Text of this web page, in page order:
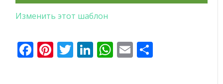
Изменить этот шаблон
Facebook
Pinterest
Twitter
LinkedIn
WhatsApp
Email